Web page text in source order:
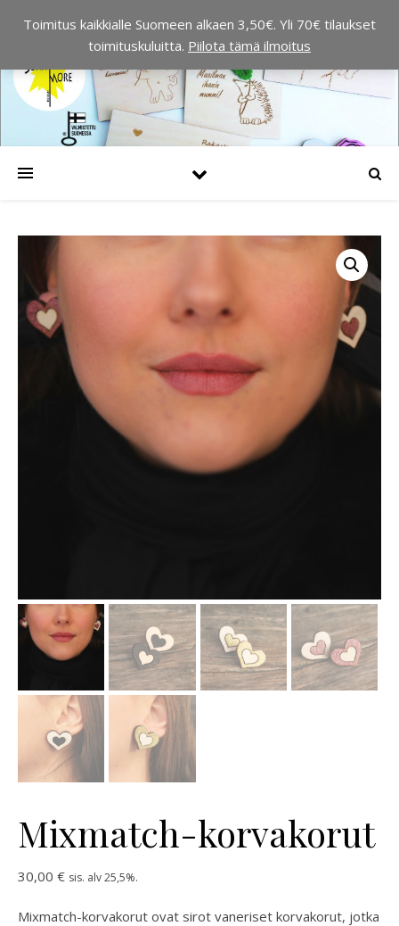
Mixmatch-korvakorut
30,00 € sis. alv 25,5%.
Mixmatch-korvakorut ovat sirot vaneriset korvakorut, jotka
Toimitus kaikkialle Suomeen alkaen 3,50€. Yli 70€ tilaukset
toimituskuluitta. Piilota tämä ilmoitus